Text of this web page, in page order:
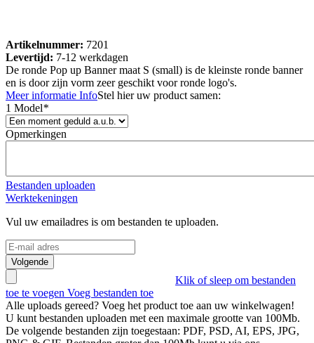
Artikelnummer: 7201
Levertijd: 7-12 werkdagen
De ronde Pop up Banner maat S (small) is de kleinste ronde banner
en is door zijn vorm zeer geschikt voor ronde logo's.
Meer informatie InfoStel hier uw product samen:
1 Model*
Opmerkingen
Bestanden uploaden
Werktekeningen
Vul uw emailadres is om bestanden te uploaden.
Volgende
Klik of sleep om bestanden
toe te voegen Voeg bestanden toe
Alle uploads gereed? Voeg het product toe aan uw winkelwagen!
U kunt bestanden uploaden met een maximale grootte van 100Mb.
De volgende bestanden zijn toegestaan: PDF, PSD, AI, EPS, JPG,